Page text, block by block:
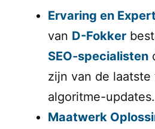
Ervaring en
van D-Fokker
SEO-specialisten
zijn van de laatste
algoritme-updates.
Maatwerk